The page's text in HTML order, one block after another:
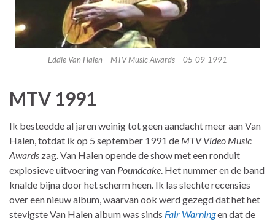
Eddie Van Halen – MTV Music Awards – 05-09-1991
MTV 1991
Ik besteedde al jaren weinig tot geen aandacht meer aan Van
Halen, totdat ik op 5 september 1991 de MTV Video Music
Awards zag. Van Halen opende de show met een ronduit
explosieve uitvoering van Poundcake . Het nummer en de band
knalde bijna door het scherm heen. Ik las slechte recensies
over een nieuw album, waarvan ook werd gezegd dat het het
stevigste Van Halen album was sinds Fair Warningen dat de